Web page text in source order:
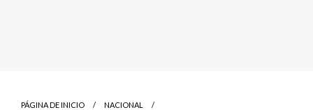
PÁGINA DE INICIO
NACIONAL